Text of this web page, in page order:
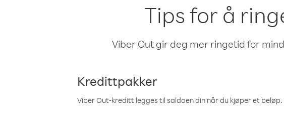
Tips for å
Viber Out gir deg mer ringetid for
Kredittpakker
Viber Out-kreditt legges til saldoen din når du kjøper et